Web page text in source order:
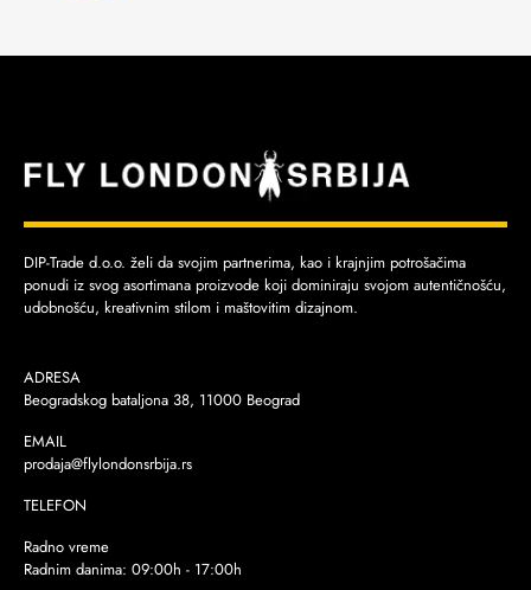
DIP-Trade d.o.o. želi da svojim partnerima, kao i krajnjim potrošačima
ponudi iz svog asortimana proizvode koji dominiraju svojom autentičnošću,
udobnošću, kreativnim stilom i maštovitim dizajnom.
ADRESA
Beogradskog bataljona 38, 11000 Beograd
EMAIL
prodaja@flylondonsrbija.rs
TELEFON
Radno vreme
Radnim danima: 09:00h - 17:00h